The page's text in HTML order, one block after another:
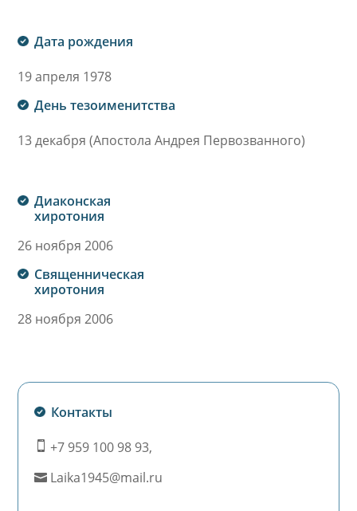
Дата рождения
19 апреля 1978
День тезоименитства
13 декабря (Апостола Андрея Первозванного)
Диаконская
хиротония
26 ноября 2006
Священническая
хиротония
28 ноября 2006
Контакты
icon
+7 959 100 98 93,
Laika1945@mail.ru